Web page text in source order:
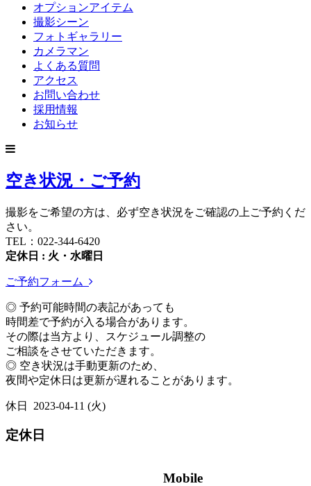
オプションアイテム
撮影シーン
フォトギャラリー
カメラマン
よくある質問
アクセス
お問い合わせ
採用情報
お知らせ
空き状況・ご予約
撮影をご希望の方は、必ず空き状況をご確認の上ご予約くだ
さい。
TEL：022-344-6420
定休日 : 火・水曜日
ご予約フォーム
◎ 予約可能時間の表記があっても
時間差で予約が入る場合があります。
その際は当方より、スケジュール調整の
ご相談をさせていただきます。
◎ 空き状況は手動更新のため、
夜間や定休日は更新が遅れることがあります。
休日 2023-04-11 (火)
定休日
Mobile